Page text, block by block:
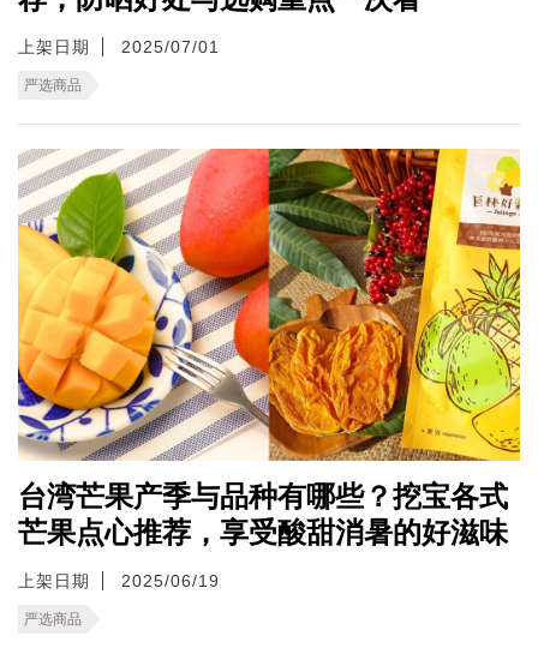
上架日期 2025/07/01
严选商品
台湾芒果产季与品种有哪些？挖宝各式
芒果点心推荐，享受酸甜消暑的好滋味
上架日期 2025/06/19
严选商品